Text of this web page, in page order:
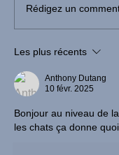
Rédigez un
Les plus récents
Anthony Dutang
10 févr. 2025
Bonjour au niveau de
les chats ça donne